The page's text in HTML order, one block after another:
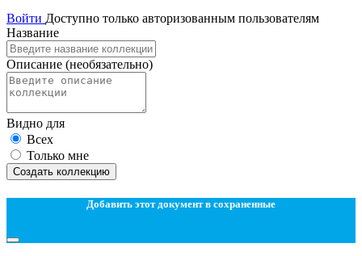
Войти Доступно только авторизованным пользователям
Название
Описание (необязательно)
Видно для
Всех
Только мне
Создать коллекцию
Добавить этот документ в сохраненные